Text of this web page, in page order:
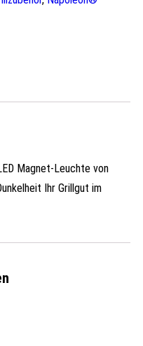
Magnet-Leuchte von
Ihr Grillgut im